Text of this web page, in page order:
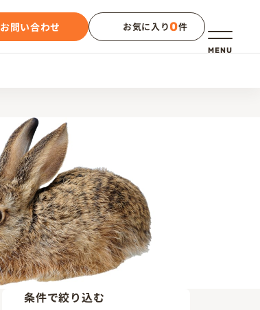
メニュー
MENU
お問い合わせ お気に入り0件
条件で絞り込む